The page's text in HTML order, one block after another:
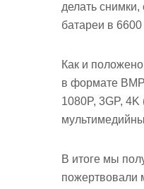
делать
батареи в
Как и
в формате
1080P, 3GP,
В итоге мы
пожертвовали